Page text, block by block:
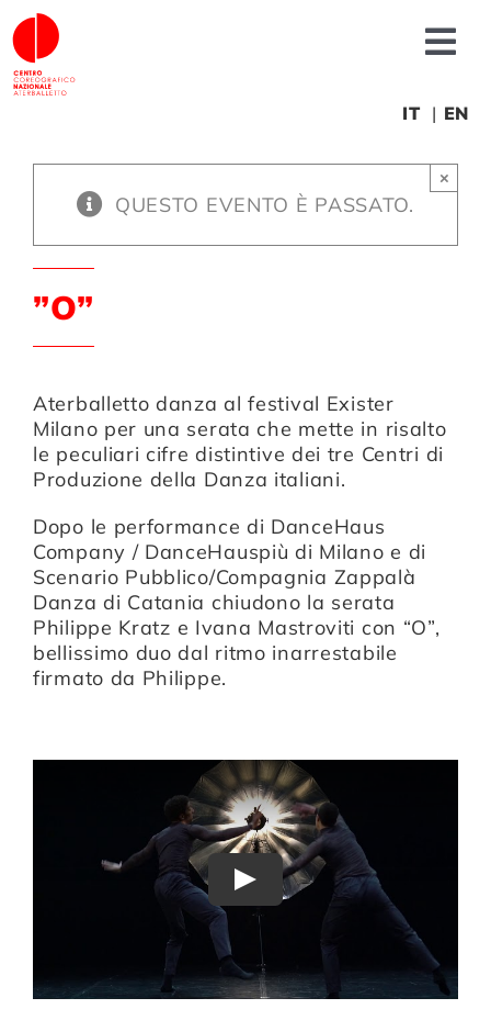
Salta
al
contenuto
Fonderia
Formazione
Compagnia
Sostienici
IT EN
QUESTO EVENTO È PASSATO.
×
”O”
Aterballetto danza al festival Exister
Milano per una serata che mette in risalto
le peculiari cifre distintive dei tre Centri di
Produzione della Danza italiani.
Dopo le performance di DanceHaus
Company / DanceHauspiù di Milano e di
Scenario Pubblico/Compagnia Zappalà
Danza di Catania chiudono la serata
Philippe Kratz e Ivana Mastroviti con “O”,
bellissimo duo dal ritmo inarrestabile
firmato da Philippe.
Play